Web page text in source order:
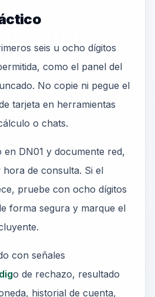
seis u ocho dígitos
como el panel del
No copie ni pegue el
tarjeta en herramientas
o chats.
en DN01 y documente red,
de consulta. Si el
pruebe con ocho dígitos
forma segura y marque el
con señales
digo de rechazo, resultado
historial de cuenta,